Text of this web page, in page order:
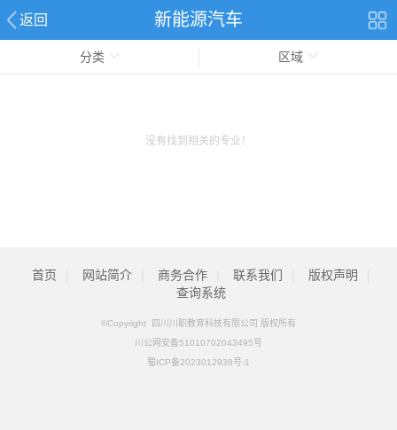
返回 新能源汽车
分类 区域
没有找到相关的专业！
首页 网站简介 商务合作 联系我们 版权声明
查询系统
©Copyright 四川川职教育科技有限公司 版权所有
川公网安备51010702043495号
蜀ICP备2023012938号-1